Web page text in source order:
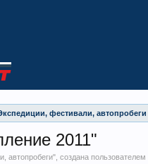
фестивали, автопробеги
2011"
автопробеги", создана